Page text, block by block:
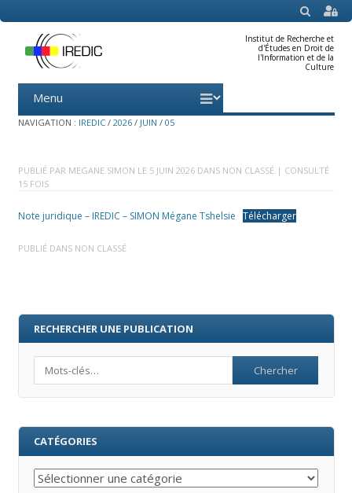
SEARCH
Institut de Recherche et
d'Études en Droit de
l'Information et de la
Culture
Menu
content
NAVIGATION : IREDIC / 2026 / JUIN / 05
PUBLIÉ PAR MEGANE SIMON LE 5 JUIN 2026DANS NON CLASSÉ | CONSULTÉ
15 FOIS
Note juridique – IREDIC – SIMON Mégane Tshelsie Télécharger
PUBLIÉ DANS NON CLASSÉ
RECHERCHER UNE PUBLICATION
CATÉGORIES
Catégories